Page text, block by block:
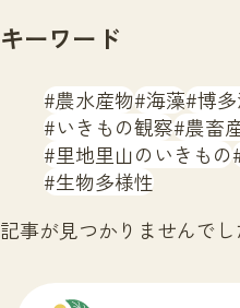
キーワード
農水産物 海藻 博
いきもの観察 農畜
里地里山のいきもの
生物多様性
記事が見つかりませんでし